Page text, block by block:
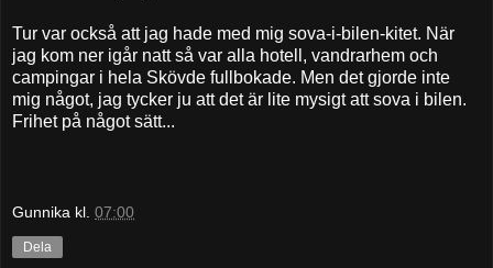
Tur var också att jag hade med mig sova-i-bilen-kitet. När
jag kom ner igår natt så var alla hotell, vandrarhem och
campingar i hela Skövde fullbokade. Men det gjorde inte
mig något, jag tycker ju att det är lite mysigt att sova i bilen.
Frihet på något sätt...
Gunnika kl. 07:00
Dela